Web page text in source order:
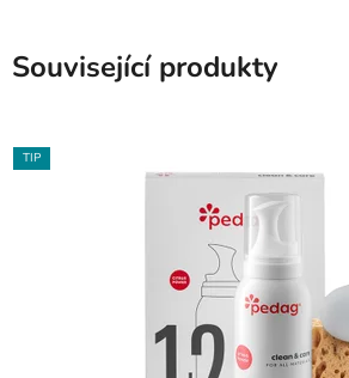
Související produkty
TIP